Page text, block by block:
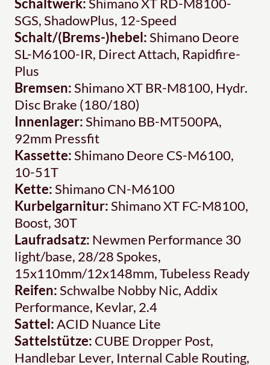
SGS, ShadowPlus, 12-Speed
Schalt/(Brems-)hebel:Shimano Deore
SL-M6100-IR, Direct Attach, Rapidfire-
Plus
Bremsen:Shimano XT BR-M8100, Hydr.
Disc Brake (180/180)
Innenlager:Shimano BB-MT500PA,
92mm Pressfit
Kassette:Shimano Deore CS-M6100,
10-51T
Kette:Shimano CN-M6100
Kurbelgarnitur:Shimano XT FC-M8100,
Boost, 30T
Laufradsatz: Newmen Performance 30
light/base, 28/28 Spokes,
15x110mm/12x148mm, Tubeless Ready
Reifen:Schwalbe Nobby Nic, Addix
Performance, Kevlar, 2.4
Sattel:ACID Nuance Lite
Sattelstütze: CUBE Dropper Post,
Handlebar Lever, Internal Cable Routing,